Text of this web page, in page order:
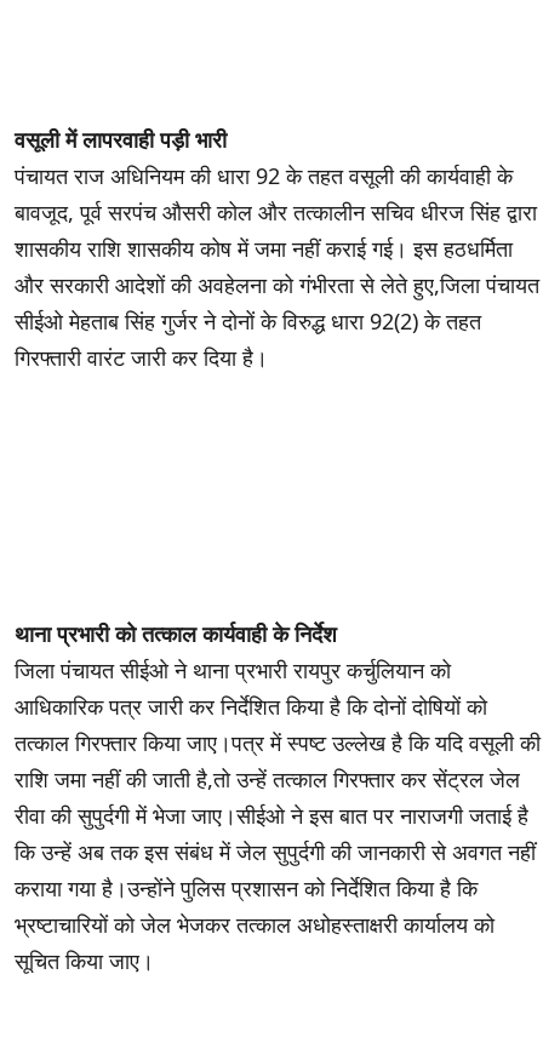
वसूली में लापरवाही पड़ी भारी
पंचायत राज अधिनियम की धारा 92 के तहत वसूली की कार्यवाही के
बावजूद, पूर्व सरपंच औसरी कोल और तत्कालीन सचिव धीरज सिंह द्वारा
शासकीय राशि शासकीय कोष में जमा नहीं कराई गई। इस हठधर्मिता
और सरकारी आदेशों की अवहेलना को गंभीरता से लेते हुए,जिला पंचायत
सीईओ मेहताब सिंह गुर्जर ने दोनों के विरुद्ध धारा 92(2) के तहत
गिरफ्तारी वारंट जारी कर दिया है।
थाना प्रभारी को तत्काल कार्यवाही के निर्देश
जिला पंचायत सीईओ ने थाना प्रभारी रायपुर कर्चुलियान को
आधिकारिक पत्र जारी कर निर्देशित किया है कि दोनों दोषियों को
तत्काल गिरफ्तार किया जाए।पत्र में स्पष्ट उल्लेख है कि यदि वसूली की
राशि जमा नहीं की जाती है,तो उन्हें तत्काल गिरफ्तार कर सेंट्रल जेल
रीवा की सुपुर्दगी में भेजा जाए।सीईओ ने इस बात पर नाराजगी जताई है
कि उन्हें अब तक इस संबंध में जेल सुपुर्दगी की जानकारी से अवगत नहीं
कराया गया है।उन्होंने पुलिस प्रशासन को निर्देशित किया है कि
भ्रष्टाचारियों को जेल भेजकर तत्काल अधोहस्ताक्षरी कार्यालय को
सूचित किया जाए।